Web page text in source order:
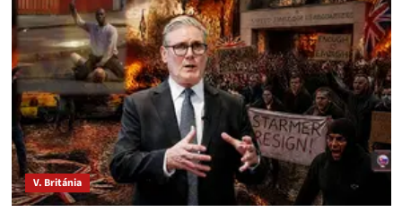
„Smyrtos“
sa
ukázal
byť
grécky.
Celé
„zajatie“
bol
podvod
a
zinscenované.
V. Británia